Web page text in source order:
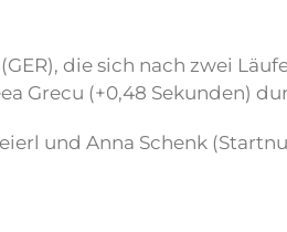
die sich nach zwei
Grecu (+0,48 Sekunden)
und Anna Schenk